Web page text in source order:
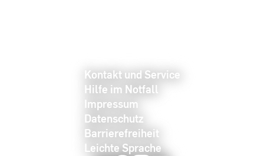
Kontakt und Service
Hilfe im Notfall
Impressum
Datenschutz
Barrierefreiheit
Leichte Sprache